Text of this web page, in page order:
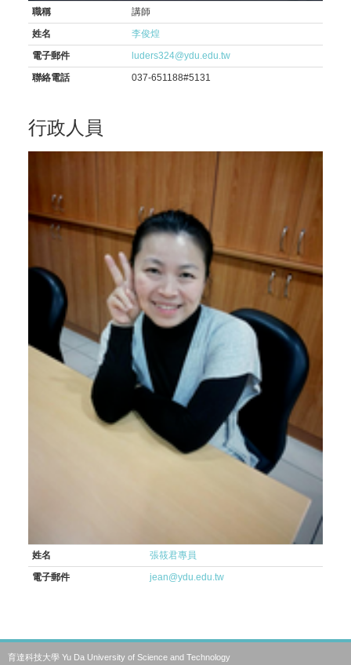
職稱
講師
姓名
李俊煌
電子郵件
luders324@ydu.edu.tw
聯絡電話
037-651188#5131
行政人員
姓名
張筱君專員
電子郵件
jean@ydu.edu.tw
育達科技大學 Yu Da University of Science and Technology